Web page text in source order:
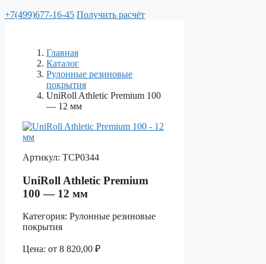
+7(499)677-16-45 Получить расчёт
Главная
Каталог
Рулонные резиновые
покрытия
UniRoll Athletic Premium 100
— 12 мм
Артикул: ТСР0344
UniRoll Athletic Premium
100 — 12 мм
Категория: Рулонные резиновые
покрытия
Цена: от 8 820,00 ₽